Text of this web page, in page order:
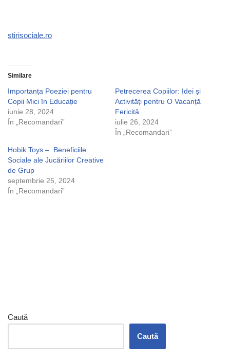
stirisociale.ro
Similare
Importanța Poeziei pentru
Copii Mici în Educație
iunie 28, 2024
În „Recomandari”
Petrecerea Copiilor: Idei și
Activități pentru O Vacanță
Fericită
iulie 26, 2024
În „Recomandari”
Hobik Toys – Beneficiile
Sociale ale Jucăriilor Creative
de Grup
septembrie 25, 2024
În „Recomandari”
Caută
Caută